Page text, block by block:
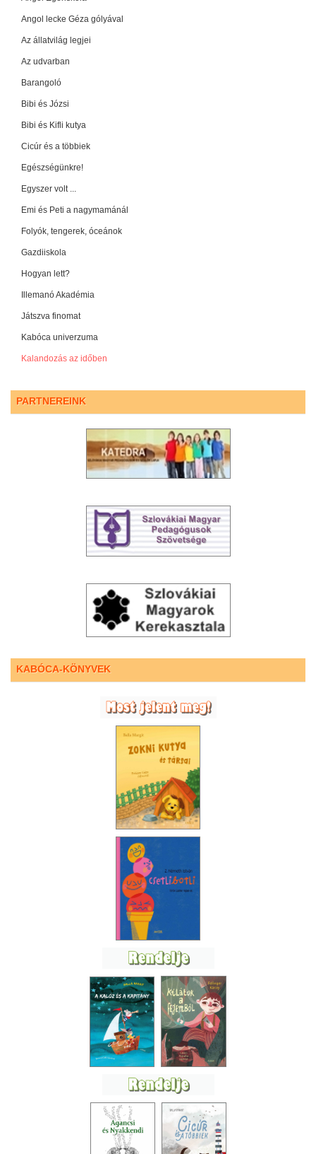
Angol lecke Géza gólyával
Az állatvilág legjei
Az udvarban
Barangoló
Bibi és Józsi
Bibi és Kifli kutya
Cicúr és a többiek
Egészségünkre!
Egyszer volt ...
Emi és Peti a nagymamánál
Folyók, tengerek, óceánok
Gazdiiskola
Hogyan lett?
Illemanó Akadémia
Játszva finomat
Kabóca univerzuma
Kalandozás az időben
PARTNEREINK
KABÓCA-KÖNYVEK